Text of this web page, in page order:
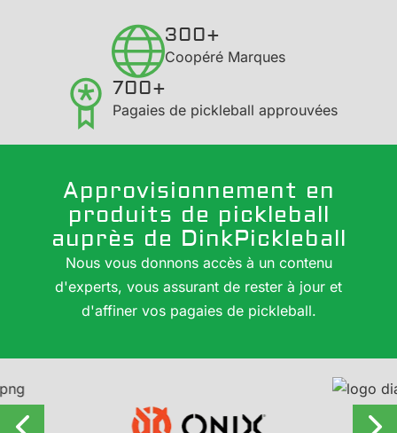
300+
Coopéré Marques
700+
Pagaies de pickleball approuvées
Approvisionnement en
produits de pickleball
auprès de DinkPickleball
Nous vous donnons accès à un contenu
d'experts, vous assurant de rester à jour et
d'affiner vos pagaies de pickleball.